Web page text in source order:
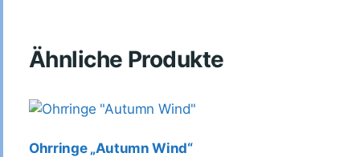
Ähnliche Produkte
Ohrringe „Autumn Wind“